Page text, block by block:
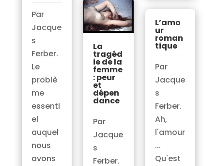
Par
Jacque
s
Ferber.
Le
problè
me
essenti
el
auquel
nous
avons
La
tragéd
ie de la
femme
: peur
et
dépen
dance
Par
Jacque
s
Ferber.
L’amo
ur
roman
tique
Par
Jacque
s
Ferber.
Ah,
l'amour
...
Qu'est